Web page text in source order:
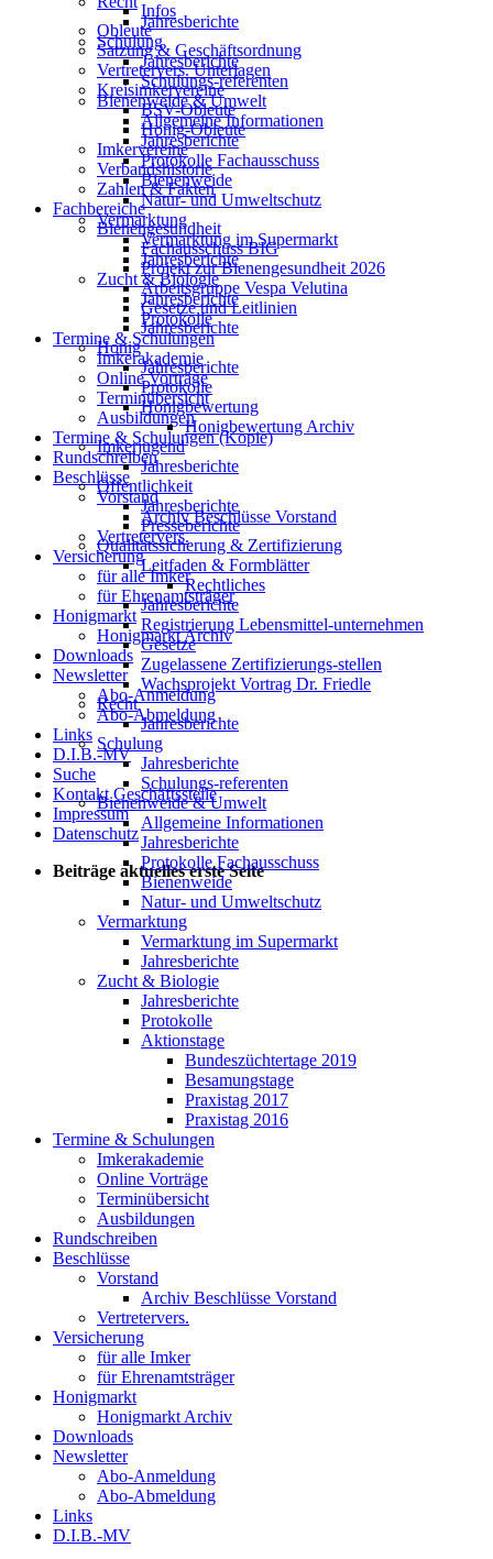
Jahresberichte
Schulung
Jahresberichte
Schulungs-referenten
Bienenweide & Umwelt
Allgemeine Informationen
Jahresberichte
Protokolle Fachausschuss
Bienenweide
Natur- und Umweltschutz
Vermarktung
Vermarktung im Supermarkt
Jahresberichte
Zucht & Biologie
Jahresberichte
Protokolle
Termine & Schulungen
Imkerakademie
Online Vorträge
Terminübersicht
Ausbildungen
Termine & Schulungen (Kopie)
Rundschreiben
Beschlüsse
Vorstand
Archiv Beschlüsse Vorstand
Vertretervers.
Versicherung
für alle Imker
für Ehrenamtsträger
Honigmarkt
Honigmarkt Archiv
Downloads
Newsletter
Abo-Anmeldung
Abo-Abmeldung
Links
D.I.B.-MV
Suche
Kontakt Geschäftsstelle
Impressum
Datenschutz
Beiträge aktuelles erste Seite
Infos
Obleute
Satzung & Geschäftsordnung
Vertretervers. Unterlagen
Kreisimkervereine
BSV-Obleute
Honig-Obleute
Imkervereine
Verbandshistorie
Zahlen & Fakten
Fachbereiche
Bienengesundheit
Fachausschuss BIG
Projekt zur Bienengesundheit 2026
Arbeitsgruppe Vespa Velutina
Gesetze und Leitlinien
Jahresberichte
Honig
Jahresberichte
Protokolle
Honigbewertung
Honigbewertung Archiv
Imkerjugend
Jahresberichte
Öffentlichkeit
Jahresberichte
Presseberichte
Qualitätssicherung & Zertifizierung
Leitfaden & Formblätter
Rechtliches
Jahresberichte
Registrierung Lebensmittel-unternehmen
Gesetze
Zugelassene Zertifizierungs-stellen
Wachsprojekt Vortrag Dr. Friedle
Recht
Jahresberichte
Schulung
Jahresberichte
Schulungs-referenten
Bienenweide & Umwelt
Allgemeine Informationen
Jahresberichte
Protokolle Fachausschuss
Bienenweide
Natur- und Umweltschutz
Vermarktung
Vermarktung im Supermarkt
Jahresberichte
Zucht & Biologie
Jahresberichte
Protokolle
Aktionstage
Bundeszüchtertage 2019
Besamungstage
Praxistag 2017
Praxistag 2016
Termine & Schulungen
Imkerakademie
Online Vorträge
Terminübersicht
Ausbildungen
Rundschreiben
Beschlüsse
Vorstand
Archiv Beschlüsse Vorstand
Vertretervers.
Versicherung
für alle Imker
für Ehrenamtsträger
Honigmarkt
Honigmarkt Archiv
Downloads
Newsletter
Abo-Anmeldung
Abo-Abmeldung
Links
D.I.B.-MV